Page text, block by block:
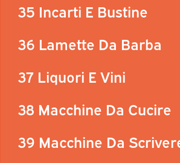
35 Incarti E Bustine
36 Lamette Da Barba
37 Liquori E Vini
38 Macchine Da Cucire
39 Macchine Da